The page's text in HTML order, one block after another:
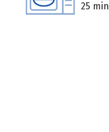
25 min